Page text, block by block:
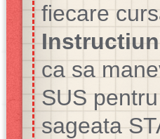
fiecare
ca sa
SUS
sageata